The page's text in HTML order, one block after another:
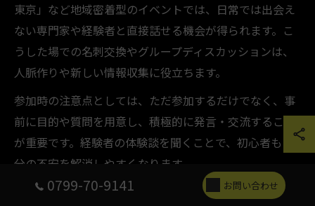
東京」など地域密着型のイベントでは、日常では出会え
ない専門家や経験者と直接話せる機会が得られます。こ
うした場での名刺交換やグループディスカッションは、
人脈作りや新しい情報収集に役立ちます。
参加時の注意点としては、ただ参加するだけでなく、事
前に目的や質問を用意し、積極的に発言・交流すること
が重要です。経験者の体験談を聞くことで、初心者も自
分の不安を解消しやすくなります。
0799-70-9141 お問い合わせ